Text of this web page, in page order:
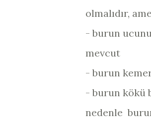
olmalıdır,
- burun
mevcut
- burun
- burun kökü
nedenle